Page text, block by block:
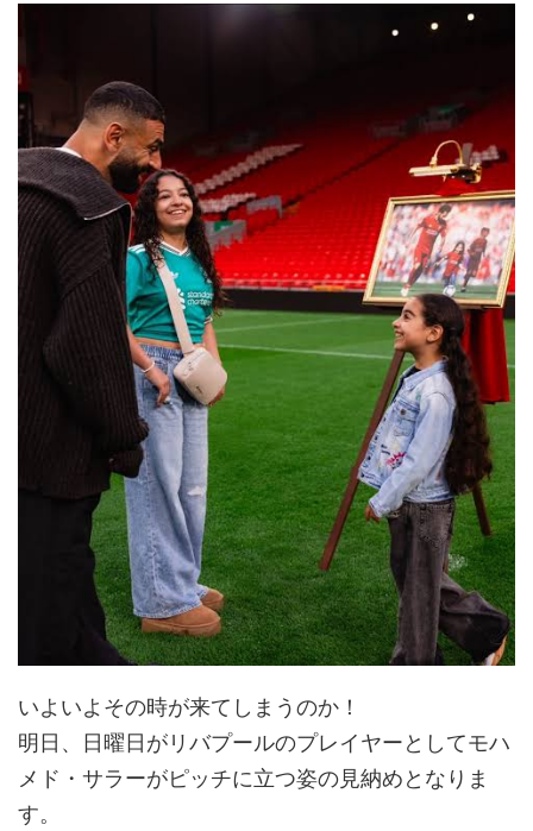
いよいよその時が来てしまうのか！
明日、日曜日がリバプールのプレイヤーとしてモハ
メド・サラーがピッチに立つ姿の見納めとなりま
す。